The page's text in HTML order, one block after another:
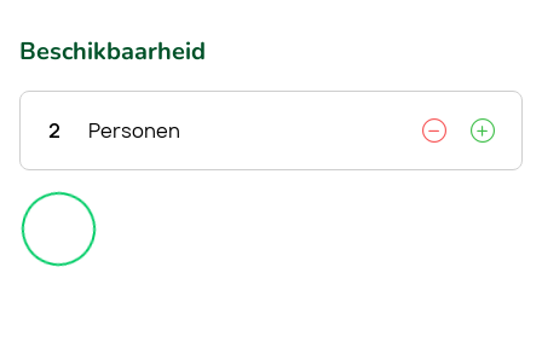
Beschikbaarheid
2 Personen